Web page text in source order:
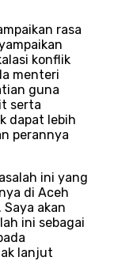
rasa
konflik
menteri
guna
serta
dapat lebih
perannya
ini yang
di Aceh
akan
ini sebagai
lanjut